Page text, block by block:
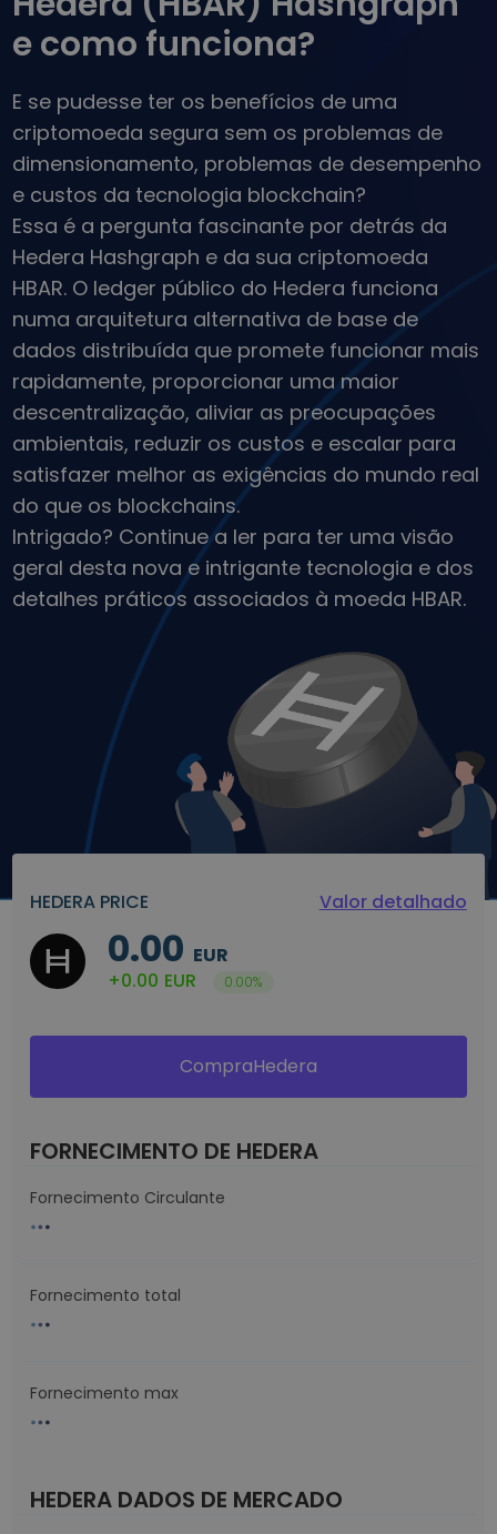
...hoje valeria
Portefólios Inteligentes
Modo inteligente de investir em cripto
Uma carteira de criptomoedas simples e segura
Explorador de Investimentos
Encontra a tua estratégia cripto
KriptoEarn
Ganhe recompensas com as suas criptomoedas
Cofre
Guarde criptomoedas para o seu futuro
Compra Recorrente
Investimentos regulares programados (DCA)
Alerta de preços
Atualizações de preços em tempo real para os seus tokens
favoritos
Explorar Ativos
Descubra oportunidades de investimento
Análise do Portefólio
Ideias inteligentes para um desempenho ótimo
e como funciona?
E se pudesse ter os benefícios de uma
criptomoeda segura sem os problemas de
dimensionamento, problemas de desempenho
e custos da tecnologia blockchain?
Essa é a pergunta fascinante por detrás da
Hedera Hashgraph e da sua criptomoeda
HBAR. O ledger público do Hedera funciona
numa arquitetura alternativa de base de
dados distribuída que promete funcionar mais
rapidamente, proporcionar uma maior
descentralização, aliviar as preocupações
ambientais, reduzir os custos e escalar para
satisfazer melhor as exigências do mundo real
do que os blockchains.
Intrigado? Continue a ler para ter uma visão
geral desta nova e intrigante tecnologia e dos
detalhes práticos associados à moeda HBAR.
HEDERA PRICE Valor detalhado
0.00 EUR
+0.00 EUR 0.00%
CompraHedera
FORNECIMENTO DE HEDERA
Fornecimento Circulante
Fornecimento total
Fornecimento max
HEDERA DADOS DE MERCADO